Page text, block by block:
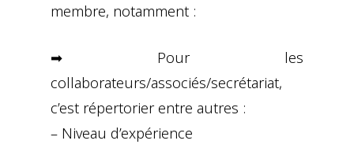
membre, notamment :
➡ Pour les
collaborateurs/associés/secrétariat,
c’est répertorier entre autres :
– Niveau d’expérience